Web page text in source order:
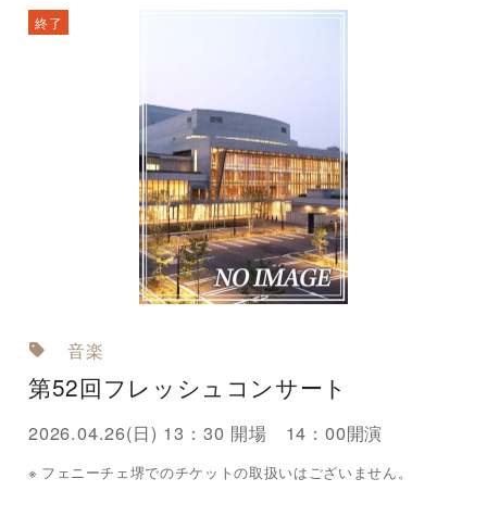
終了
音楽
第52回フレッシュコンサート
2026.04.26(日) 13：30 開場 14：00開演
フェニーチェ堺でのチケットの取扱いはございません。